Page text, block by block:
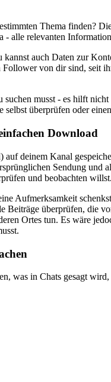
Thema finden?
alle relevanten
auch Daten zur
von dir sind,
musst - es hilft
überprüfen oder
Download
deinem Kanal
Sendung
und beobachten willst.
Aufmerksamkeit
überprüfen, die
Ortes tun. Es wäre
in Chats gesagt